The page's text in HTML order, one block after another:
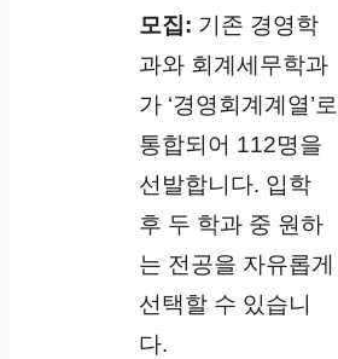
모집: 기존 경영학
과와 회계세무학과
가 ‘경영회계계열’로
통합되어 112명을
선발합니다. 입학
후 두 학과 중 원하
는 전공을 자유롭게
선택할 수 있습니
다.